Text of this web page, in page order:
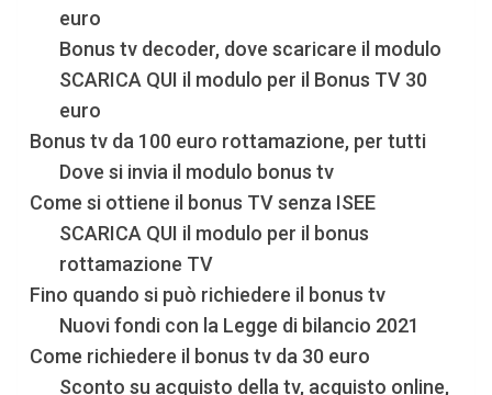
euro
Bonus tv decoder, dove scaricare il modulo
SCARICA QUI il modulo per il Bonus TV 30
euro
Bonus tv da 100 euro rottamazione, per tutti
Dove si invia il modulo bonus tv
Come si ottiene il bonus TV senza ISEE
SCARICA QUI il modulo per il bonus
rottamazione TV
Fino quando si può richiedere il bonus tv
Nuovi fondi con la Legge di bilancio 2021
Come richiedere il bonus tv da 30 euro
Sconto su acquisto della tv, acquisto online,